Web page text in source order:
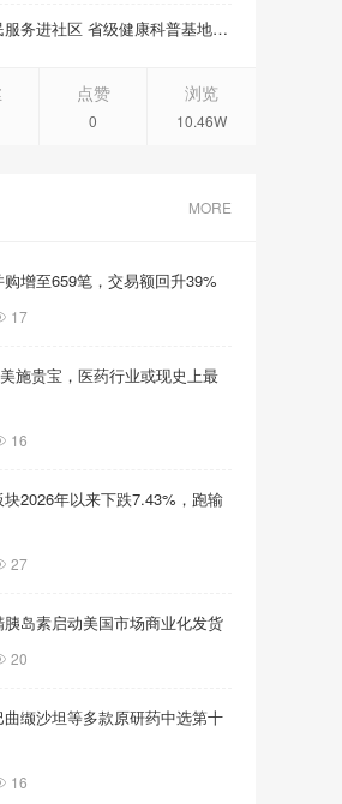
科普惠民护健康 便民服务进社区 省级健康科普基地活动周启幕
点赞
0
浏览
10.46W
MORE
购增至659笔，交易额回升39%
17
施贵宝，医药行业或现史上最
16
块2026年以来下跌7.43%，跑输
27
胰岛素启动美国市场商业化发货
20
曲缬沙坦等多款原研药中选第十
16